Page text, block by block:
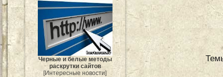
Черные и белые методы
раскрутки сайтов
[Интересные новости]